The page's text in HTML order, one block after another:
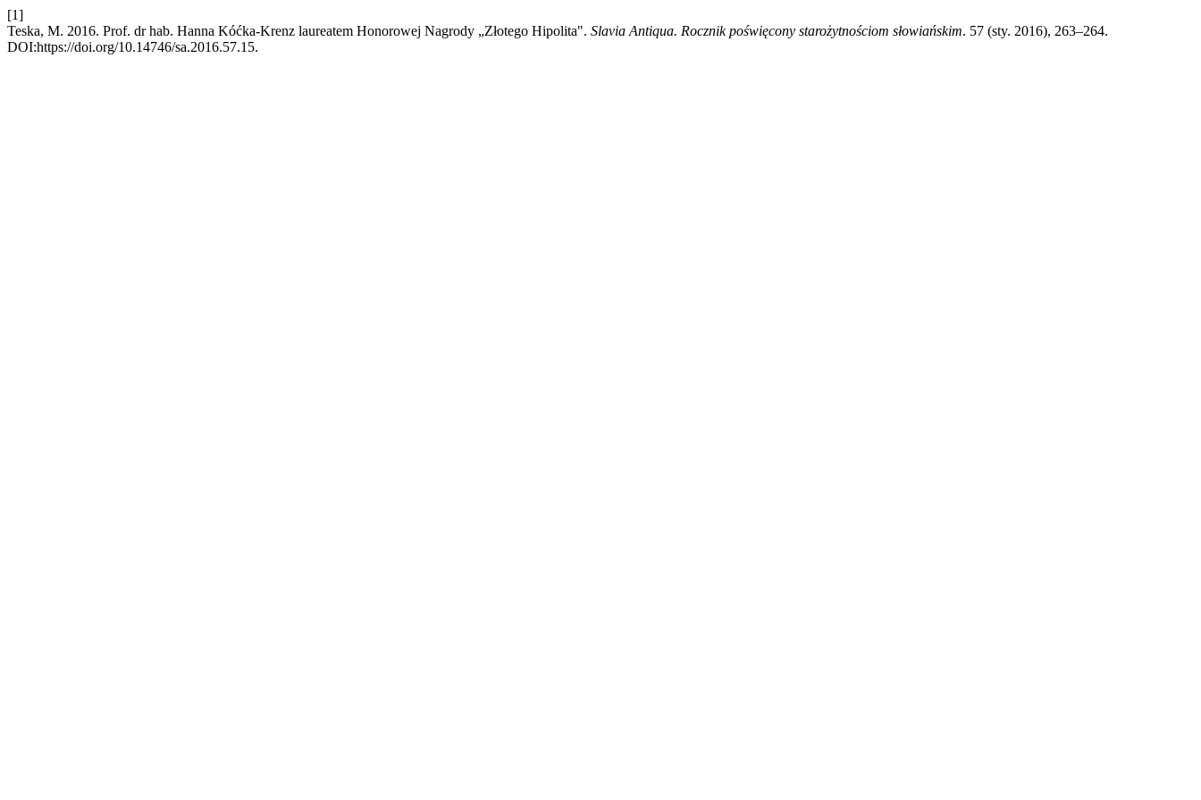
[1]
Teska, M. 2016. Prof. dr hab. Hanna Kóćka-Krenz laureatem Honorowej Nagrody „Złotego Hipolita". Slavia Antiqua. Rocznik poświęcony starożytnościom słowiańskim. 57 (sty. 2016), 263–264.
DOI:https://doi.org/10.14746/sa.2016.57.15.